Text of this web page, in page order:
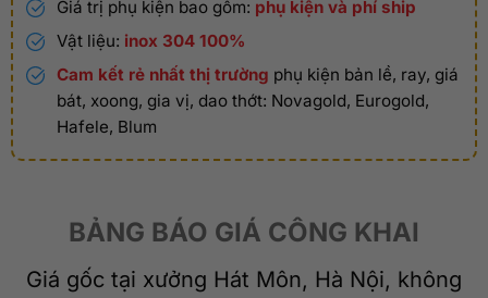
Giá trị phụ kiện bao gồm: phụ kiện và phí ship
Vật liệu: inox 304 100%
Cam kết rẻ nhất thị trường phụ kiện bản lề, ray, giá
bát, xoong, gia vị, dao thớt: Novagold, Eurogold,
Hafele, Blum
BẢNG BÁO GIÁ CÔNG KHAI
Giá gốc tại xưởng Hát Môn, Hà Nội, không